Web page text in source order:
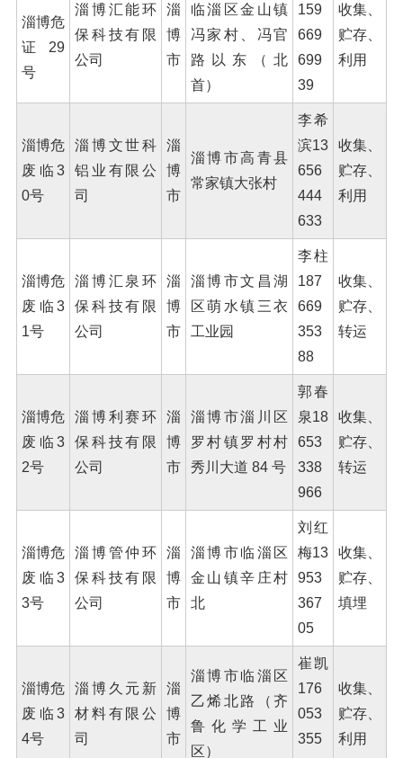
淄博危
证29
号
淄博汇能环
保科技有限
公司
淄
博
市
临淄区金山镇
冯家村、冯官
路以东（北
首）
159
669
699
39
收集、
贮存、
利用
淄博危
废临3
0号
淄博文世科
铝业有限公
司
淄
博
市
淄博市高青县
常家镇大张村
李希
滨13
656
444
633
收集、
贮存、
利用
淄博危
废临3
1号
淄博汇泉环
保科技有限
公司
淄
博
市
淄博市文昌湖
区萌水镇三衣
工业园
李柱
187
669
353
88
收集、
贮存、
转运
淄博危
废临3
2号
淄博利赛环
保科技有限
公司
淄
博
市
淄博市淄川区
罗村镇罗村村
秀川大道 84 号
郭春
泉18
653
338
966
收集、
贮存、
转运
淄博危
废临3
3号
淄博管仲环
保科技有限
公司
淄
博
市
淄博市临淄区
金山镇辛庄村
北
刘红
梅13
953
367
05
收集、
贮存、
填埋
淄博危
废临3
4号
淄博久元新
材料有限公
司
淄
博
市
淄博市临淄区
乙烯北路（齐
鲁化学工业
区）
崔凯
176
053
355
收集、
贮存、
利用